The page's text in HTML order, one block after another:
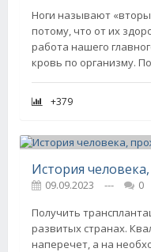
Ноги называют
потому, что от их
работа нашего
кровь по организму.
+379
09.09.2023 ---
0
Получить
развитых странах.
наперечет, а на